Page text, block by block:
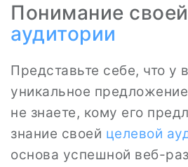
Понимание своей
аудитории
Представьте себе, что у
уникальное
не знаете, кому его
знание своей целевой
основа успешной веб-